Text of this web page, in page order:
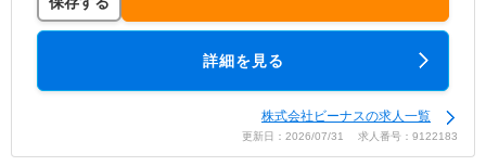
詳細を見る
株式会社ビーナスの求人一覧
更新日：2026/07/31 求人番号：9122183